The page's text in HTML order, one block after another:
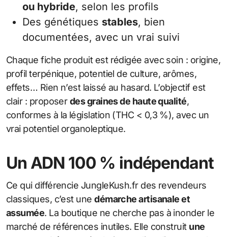
ou hybride, selon les profils
Des génétiques stables, bien
documentées, avec un vrai suivi
Chaque fiche produit est rédigée avec soin : origine,
profil terpénique, potentiel de culture, arômes,
effets… Rien n’est laissé au hasard. L’objectif est
clair : proposerdes graines de haute qualité,
conformes à la législation (THC < 0,3 %), avec un
vrai potentiel organoleptique.
Un ADN 100 % indépendant
Ce qui différencie JungleKush.fr des revendeurs
classiques, c’est unedémarche artisanale et
assumée. La boutique ne cherche pas à inonder le
marché de références inutiles. Elle construit une